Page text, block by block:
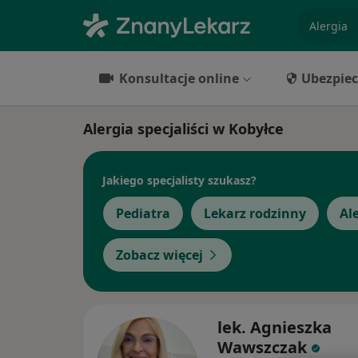
Konsultacje online
Alergia specjaliści w Kobyłce
Jakiego specjalisty szukasz?
Pediatra Lekarz rodzinny
Zobacz więcej
lek. Agnieszka
Wawszczak